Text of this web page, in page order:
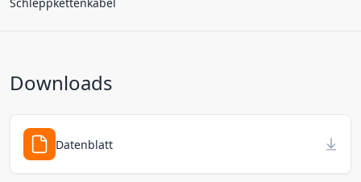
Downloads
Datenblatt